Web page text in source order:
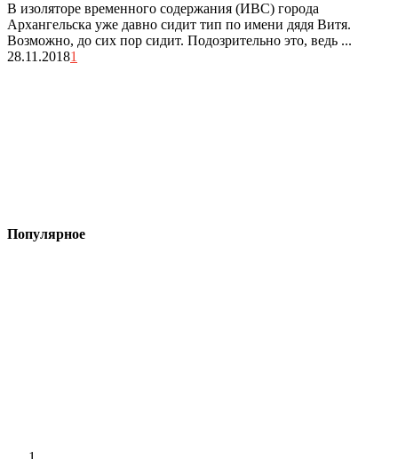
В изоляторе временного содержания (ИВС) города
Архангельска уже давно сидит тип по имени дядя Витя.
Возможно, до сих пор сидит. Подозрительно это, ведь ...
28.11.20181
Популярное